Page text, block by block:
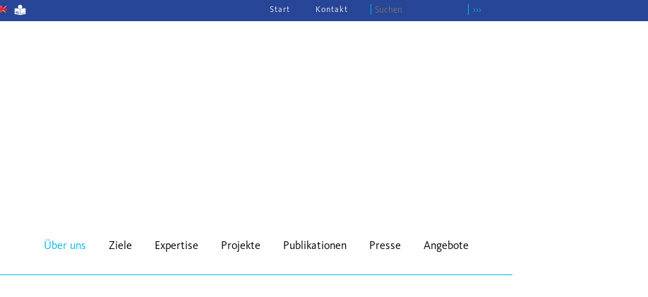
›››
Navigation
überspringen
Start Kontakt
Über uns Ziele Expertise Projekte Publikationen Presse Angebote